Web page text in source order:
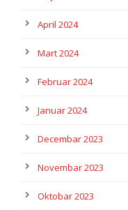
April 2024
Mart 2024
Februar 2024
Januar 2024
Decembar 2023
Novembar 2023
Oktobar 2023